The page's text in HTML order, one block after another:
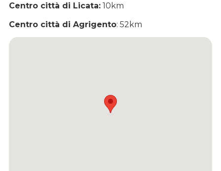
Centro città di Licata:10km
Centro città di Agrigento: 52km